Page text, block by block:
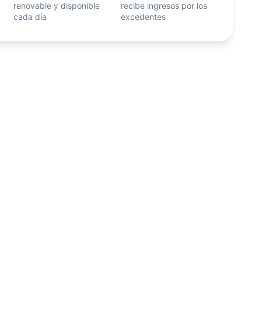
renovable y disponible
cada día
recibe ingresos por los
excedentes